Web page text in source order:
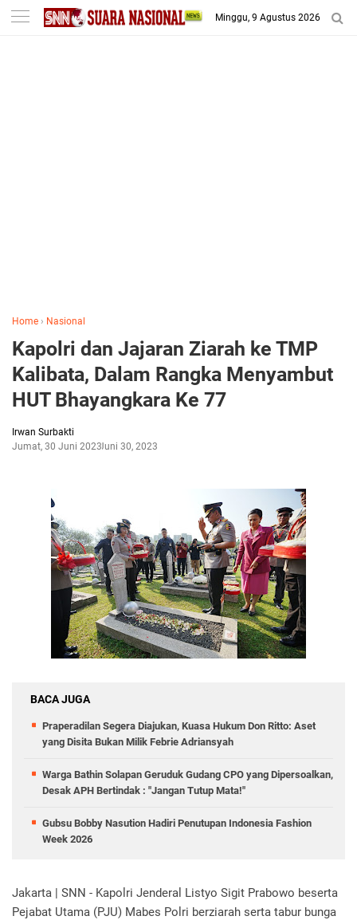
-->
Minggu, 9 Agustus 2026
Home › Nasional
Kapolri dan Jajaran Ziarah ke TMP
Kalibata, Dalam Rangka Menyambut
HUT Bhayangkara Ke 77
Irwan Surbakti
Jumat, 30 Juni 2023Juni 30, 2023
BACA JUGA
Praperadilan Segera Diajukan, Kuasa Hukum Don Ritto: Aset
yang Disita Bukan Milik Febrie Adriansyah
Warga Bathin Solapan Geruduk Gudang CPO yang Dipersoalkan,
Desak APH Bertindak : "Jangan Tutup Mata!"
Gubsu Bobby Nasution Hadiri Penutupan Indonesia Fashion
Week 2026
Jakarta | SNN - Kapolri Jenderal Listyo Sigit Prabowo beserta
Pejabat Utama (PJU) Mabes Polri berziarah serta tabur bunga